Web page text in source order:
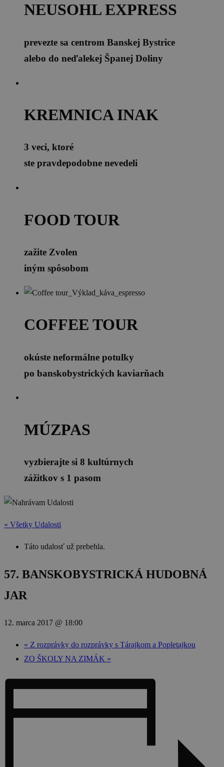
NEUSOHL EXPRESS
prevezte sa centrom Banskej Bystrice
alebo do neďalekej Španej Doliny
KREMNICA INAK
3 veci, ktoré
ste pravdepodobne nevedeli
FOOD TOUR
zažite Zvolen
iným spôsobom
COFFEE TOUR
okúste neformálne potulky
po banskobystrických kaviarňach
MÚZPAS
vyzbierajte si 8 kultúrnych
zážitkov s 1 pasom
« Všetky Udalosti
Táto udalosť už prebehla.
57. BANSKOBYSTRICKÁ HUDOBNÁ
JAR
12. marca 2017 @ 18:00
« Z rozprávky do rozprávky s Tárajkom a Popletajkou
ZO ŠKOLY NA ZIMÁK »